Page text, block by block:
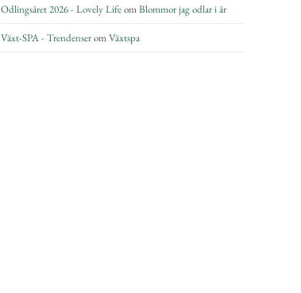
Odlingsåret 2026 - Lovely LifeomBlommor jag odlar i år
Växt-SPA - TrendenseromVäxtspa